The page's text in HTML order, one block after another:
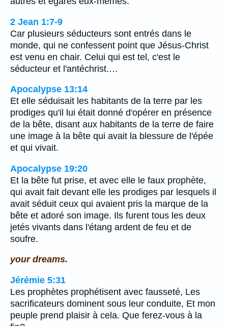
2 Jean 1:7-9
Car plusieurs séducteurs sont entrés dans le
monde, qui ne confessent point que Jésus-Christ
est venu en chair. Celui qui est tel, c'est le
séducteur et l'antéchrist.…
Apocalypse 13:14
Et elle séduisait les habitants de la terre par les
prodiges qu'il lui était donné d'opérer en présence
de la bête, disant aux habitants de la terre de faire
une image à la bête qui avait la blessure de l'épée
et qui vivait.
Apocalypse 19:20
Et la bête fut prise, et avec elle le faux prophète,
qui avait fait devant elle les prodiges par lesquels il
avait séduit ceux qui avaient pris la marque de la
bête et adoré son image. Ils furent tous les deux
jetés vivants dans l'étang ardent de feu et de
soufre.
your dreams.
Jérémie 5:31
Les prophètes prophétisent avec fausseté, Les
sacrificateurs dominent sous leur conduite, Et mon
peuple prend plaisir à cela. Que ferez-vous à la